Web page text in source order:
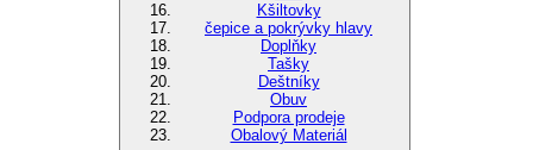
Kšiltovky
čepice a pokrývky hlavy
Doplňky
Tašky
Deštníky
Obuv
Podpora prodeje
Obalový Materiál